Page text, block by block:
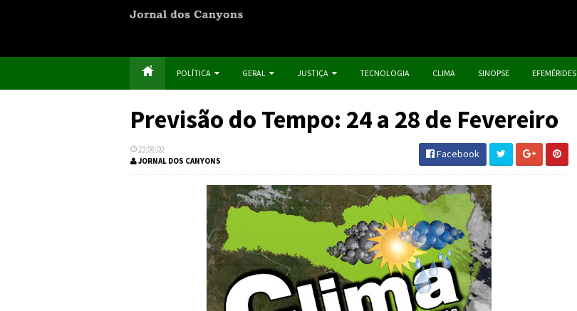
POLÍTICA GERAL JUSTIÇA TECNOLOGIA CLIMA SINOPSE EFEMÉRIDES
Previsão do Tempo: 24 a 28 de Fevereiro
23:58:00
JORNAL DOS CANYONS
Facebook